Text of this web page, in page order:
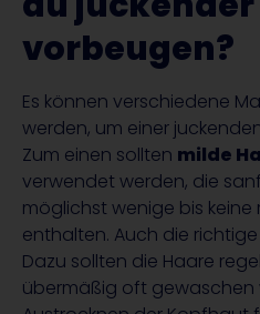
vorbeugen?
Es können verschiedene
werden, um einer
Zum einen sollten milde
verwendet werden, die
möglichst wenige bis
enthalten. Auch die richtige
Dazu sollten die Haare
übermäßig oft gewaschen